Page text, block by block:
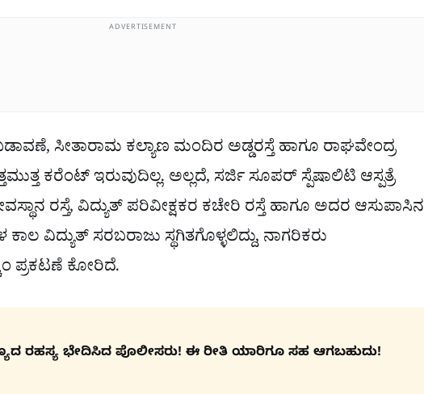
ADVERTISEMENT
ಸೀತಾರಾಮ ಕಲ್ಯಾಣ ಮಂದಿರ ಅಡ್ಡರಸ್ತೆ ಹಾಗೂ ರಾಘವೇಂದ್ರ
ಕರೆಂಟ್ ಇರುವುದಿಲ್ಲ. ಅಲ್ಲದೆ, ಸರ್ಜಿ ಸೂಪರ್ ಸ್ಪೆಷಾಲಿಟಿ ಆಸ್ಪತ್ರೆ
ರಸ್ತೆ, ವಿದ್ಯುತ್ ಪರಿವೀಕ್ಷಕರ ಕಚೇರಿ ರಸ್ತೆ ಹಾಗೂ ಅದರ ಆಸುಪಾಸಿನ
ವಿದ್ಯುತ್ ಸರಬರಾಜು ಸ್ಥಗಿತಗೊಳ್ಳಲಿದ್ದು, ನಾಗರಿಕರು
ಪ್ರಕಟಣೆ ಕೋರಿದೆ.
ರಹಸ್ಯ ಭೇದಿಸಿದ ಪೊಲೀಸರು! ಈ ರೀತಿ ಯಾರಿಗೂ ಸಹ ಆಗಬಹುದು!